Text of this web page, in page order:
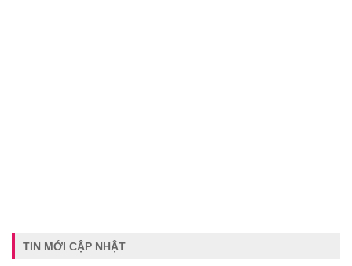
TIN MỚI CẬP NHẬT